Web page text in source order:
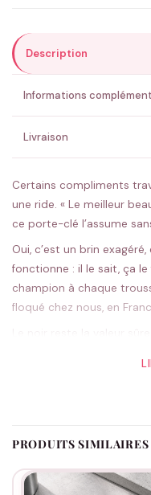
💚 Retour sous 24-48h🇫🇷
Description
Informations
Livraison
Certains compliments
une ride. « Le meilleur
ce porte-clé l’assume
Oui, c’est un brin
fonctionne : il le sait, ça
champion à chaque
floqué chez nous, en
PRODUITS SIMILAIRES